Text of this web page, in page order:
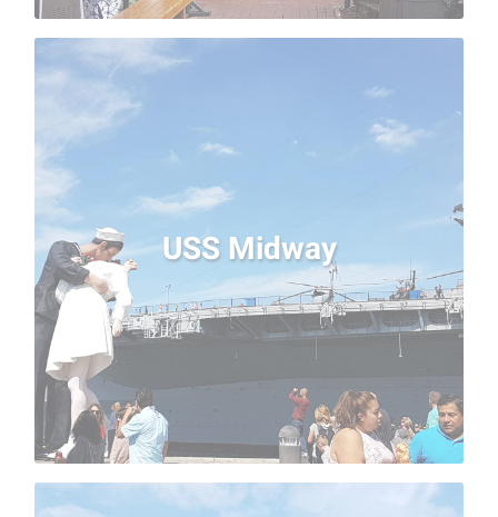
USS Midway
Embarquez à bord du porte avion « USS Midway »,
pour une visite hors du commun lors de votre
séjour à San Diego ! L’ancien navire est à quai
depuis 2004 et accueille désormais un musée
maritime et militaire. Après avoir visité le bâtiment,
rendez-vous sur le pont pour admirer les avions
d’époque. Pensez à réserver vos billets à l’avance